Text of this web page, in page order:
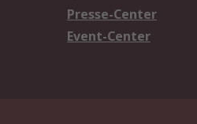
Presse-Center
Event-Center